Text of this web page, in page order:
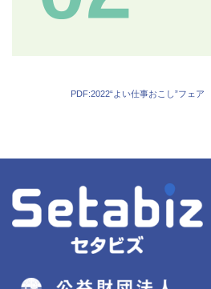
PDF:2022“よい仕事おこし”フェア